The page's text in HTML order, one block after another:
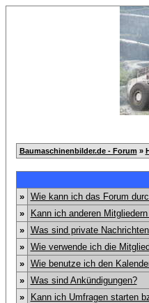
Baumaschinenbilder.de - Forum »
»
Wie kann ich das Forum
»
Kann ich anderen
»
Was sind private
»
Wie verwende ich die
»
Wie benutze ich den
»
Was sind Ankündigungen?
»
Kann ich Umfragen starten